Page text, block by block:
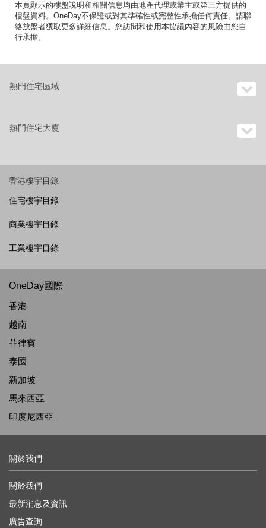
本頁顯示的樓盤說明和相關信息均由地產代理或業主或第三方提供的
樓盤資料。OneDay不保證或對其準確性或完整性承擔任何責任。請聯
絡放盤者獲取更多詳細信息。您訪問和使用本協議內容的風險由您自
行承擔。
熱門住宅區域
熱門住宅大廈
香港樓宇目錄
住宅樓宇目錄
商業樓宇目錄
工業樓宇目錄
OneDay國際
香港
越南
菲律賓
泰國
新加坡
馬來西亞
印度尼西亞
關於我們
關於我們
最新消息及資訊
廣告查詢